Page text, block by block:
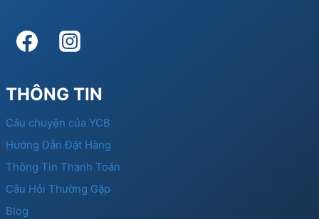
THÔNG TIN
Câu chuyện của YCB
Hướng Dẫn Đặt Hàng
Thông Tin Thanh Toán
Câu Hỏi Thường Gặp
Blog